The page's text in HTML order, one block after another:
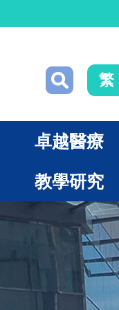
繁
卓越醫療
教學研究